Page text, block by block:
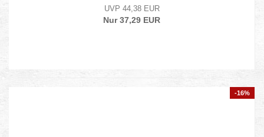
UVP 44,38 EUR
Nur 37,29 EUR
-16%